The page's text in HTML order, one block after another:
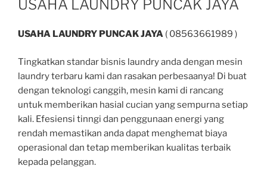
USAHA LAUNDRY PUNCAK JAYA
USAHA LAUNDRY PUNCAK JAYA ( 08563661989 )
Tingkatkan standar bisnis laundry anda dengan mesin
laundry terbaru kami dan rasakan perbesaanya! Di buat
dengan teknologi canggih, mesin kami di rancang
untuk memberikan hasial cucian yang sempurna setiap
kali. Efesiensi tinngi dan penggunaan energi yang
rendah memastikan anda dapat menghemat biaya
operasional dan tetap memberikan kualitas terbaik
kepada pelanggan.